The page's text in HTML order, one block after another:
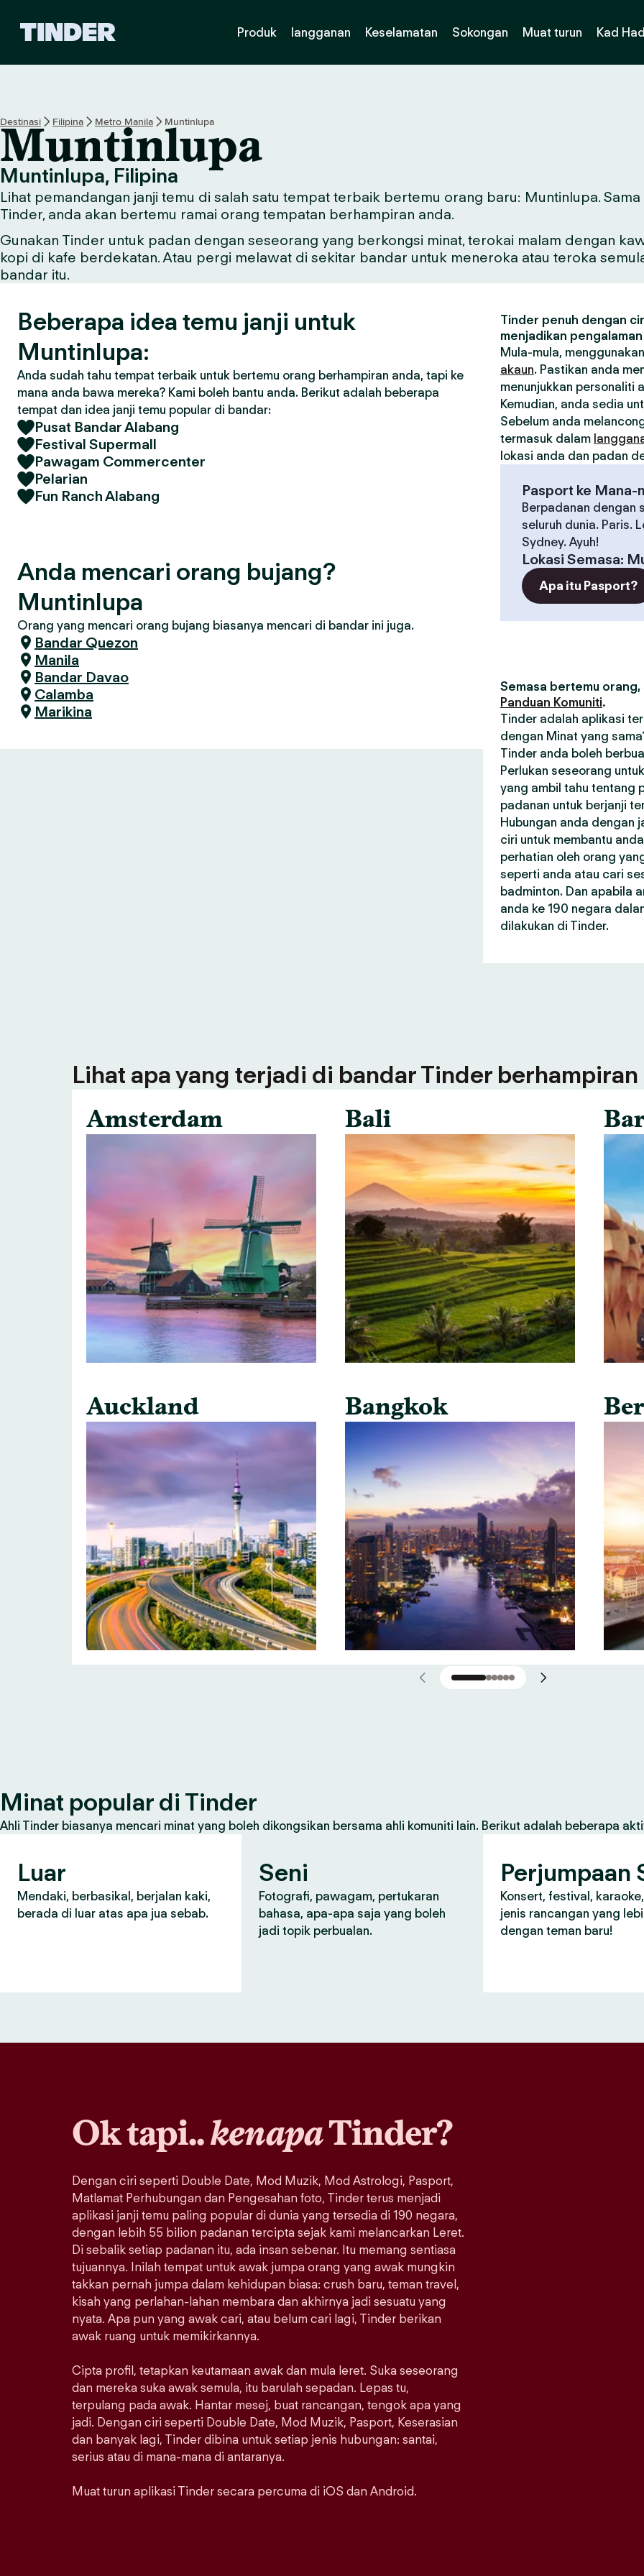
n
U
a
m
a
T
n
d
Produk langganan Keselamatan Sokongan Muat turun Kad
Destinasi Filipina Metro Manila Muntinlupa
Muntinlupa
Muntinlupa, Filipina
Lihat pemandangan janji temu di salah satu tempat terbaik bertemu orang baru: Muntinlupa.
Tinder, anda akan bertemu ramai orang tempatan berhampiran anda.
Gunakan Tinder untuk padan dengan seseorang yang berkongsi minat, terokai malam dengan
kopi di kafe berdekatan. Atau pergi melawat di sekitar bandar untuk meneroka atau teroka
bandar itu.
Beberapa idea temu janji untuk
Muntinlupa:
Anda sudah tahu tempat terbaik untuk bertemu orang berhampiran anda, tapi ke
mana anda bawa mereka? Kami boleh bantu anda. Berikut adalah beberapa
tempat dan idea janji temu popular di bandar:
Pusat Bandar Alabang
Festival Supermall
Pawagam Commercenter
Pelarian
Fun Ranch Alabang
Anda mencari orang bujang?
Muntinlupa
Orang yang mencari orang bujang biasanya mencari di bandar ini juga.
Bandar Quezon
Manila
Bandar Davao
Calamba
Marikina
Tinder penuh dengan
menjadikan
Mula-mula,
akaun. Pastikan anda
menunjukkan personaliti
Kemudian, anda sedia
Sebelum anda
termasuk dalam
lokasi anda dan padan
Pasport ke Mana-
Berpadanan dengan
seluruh dunia. Paris.
Sydney. Ayuh!
Lokasi Semasa:
Apa itu Pasport?
Semasa bertemu
Panduan Komuniti.
Tinder adalah aplikasi
dengan Minat yang
Tinder anda boleh
Perlukan seseorang
yang ambil tahu tentang
padanan untuk berjanji
Hubungan anda dengan
ciri untuk membantu
perhatian oleh orang
seperti anda atau cari
badminton. Dan apabila
anda ke 190 negara
dilakukan di Tinder.
Lihat apa yang terjadi di bandar Tinder berhampiran
Amsterdam
Auckland
Bali
Bangkok
Minat popular di Tinder
Ahli Tinder biasanya mencari minat yang boleh dikongsikan bersama ahli komuniti lain. Berikut adalah beberapa
Luar
Mendaki, berbasikal, berjalan kaki,
berada di luar atas apa jua sebab.
Seni
Fotografi, pawagam, pertukaran
bahasa, apa-apa saja yang boleh
jadi topik perbualan.
Perjumpaan
Konsert, festival,
jenis rancangan yang
dengan teman baru!
Ok tapi..kenapaTinder?
Dengan ciri seperti Double Date, Mod Muzik, Mod Astrologi, Pasport,
Matlamat Perhubungan dan Pengesahan foto, Tinder terus menjadi
aplikasi janji temu paling popular di dunia yang tersedia di 190 negara,
dengan lebih 55 bilion padanan tercipta sejak kami melancarkan Leret.
Di sebalik setiap padanan itu, ada insan sebenar. Itu memang sentiasa
tujuannya. Inilah tempat untuk awak jumpa orang yang awak mungkin
takkan pernah jumpa dalam kehidupan biasa: crush baru, teman travel,
kisah yang perlahan-lahan membara dan akhirnya jadi sesuatu yang
nyata. Apa pun yang awak cari, atau belum cari lagi, Tinder berikan
awak ruang untuk memikirkannya.
Cipta profil, tetapkan keutamaan awak dan mula leret. Suka seseorang
dan mereka suka awak semula, itu barulah sepadan. Lepas tu,
terpulang pada awak. Hantar mesej, buat rancangan, tengok apa yang
jadi. Dengan ciri seperti Double Date, Mod Muzik, Pasport, Keserasian
dan banyak lagi, Tinder dibina untuk setiap jenis hubungan: santai,
serius atau di mana-mana di antaranya.
Muat turun aplikasi Tinder secara percuma di iOS dan Android.